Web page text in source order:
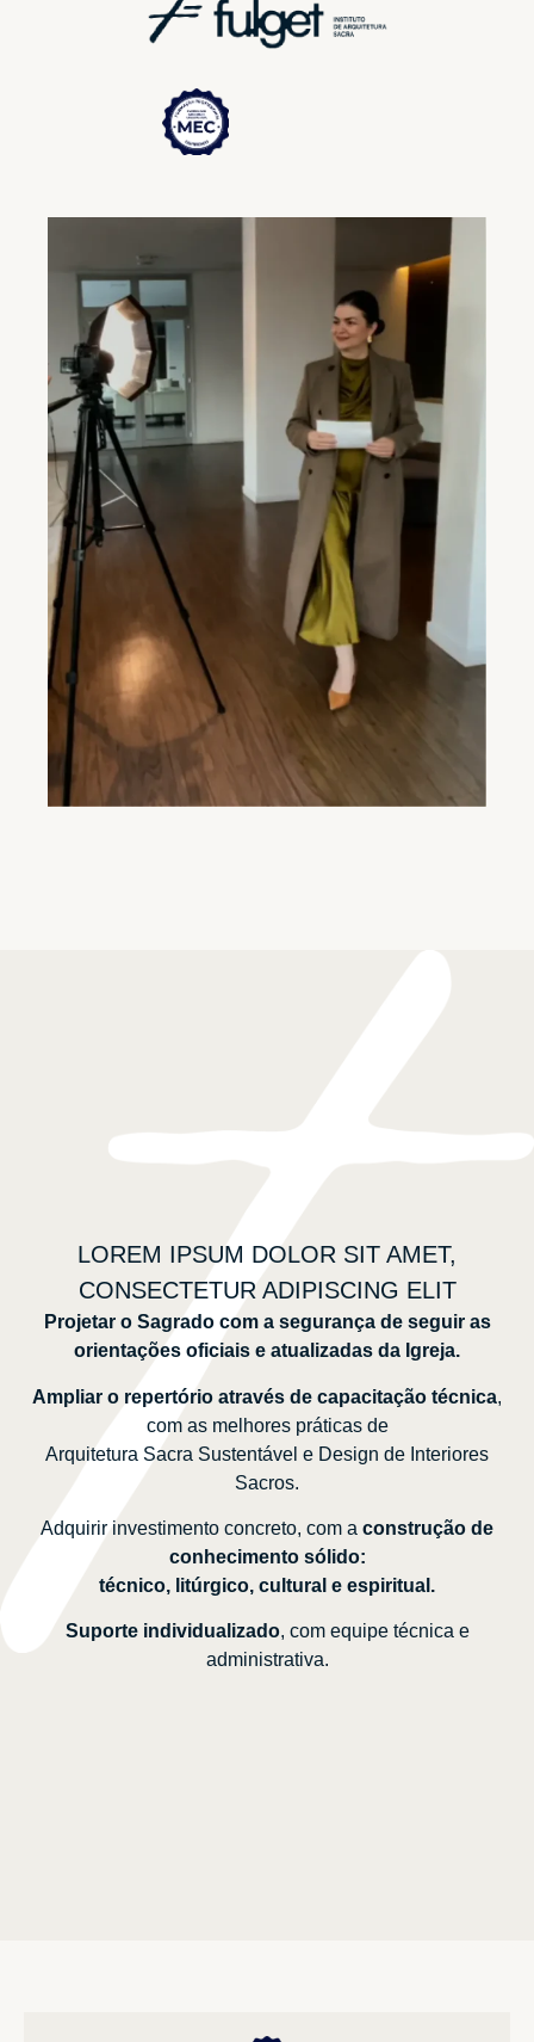
LOREM IPSUM DOLOR SIT AMET,
CONSECTETUR ADIPISCING ELIT
Projetar o Sagrado com a segurança de seguir as
orientações oficiais e atualizadas da Igreja.
Ampliar o repertório através de capacitação técnica,
com as melhores práticas de
Arquitetura Sacra Sustentável e Design de Interiores
Sacros.
Adquirir investimento concreto, com a construção de
conhecimento sólido:
técnico, litúrgico, cultural e espiritual.
Suporte individualizado, com equipe técnica e
administrativa.